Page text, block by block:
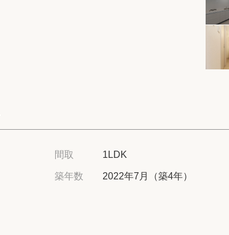
間取 1LDK
築年数 2022年7月（築4年）